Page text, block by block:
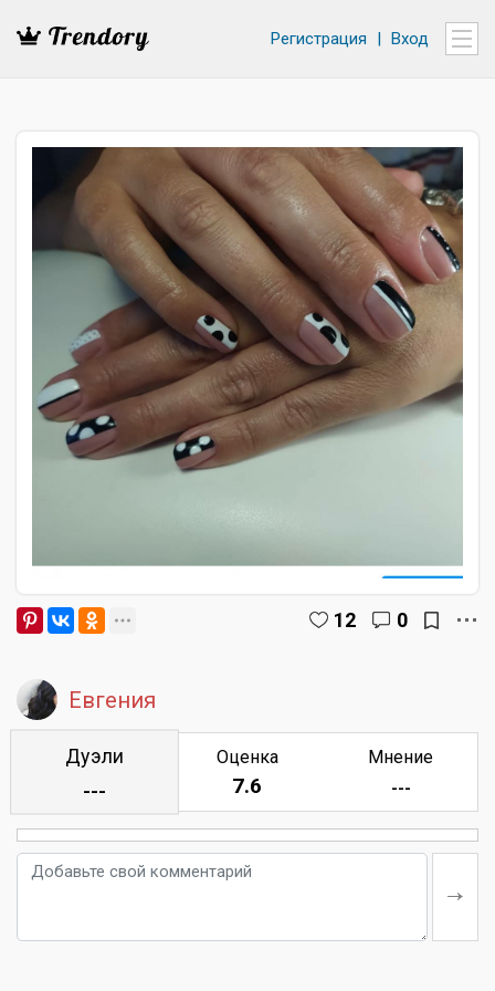
Регистрация | Вход
12 0
Евгения
Дуэли
---
Оценка
7.6
Мнение
---